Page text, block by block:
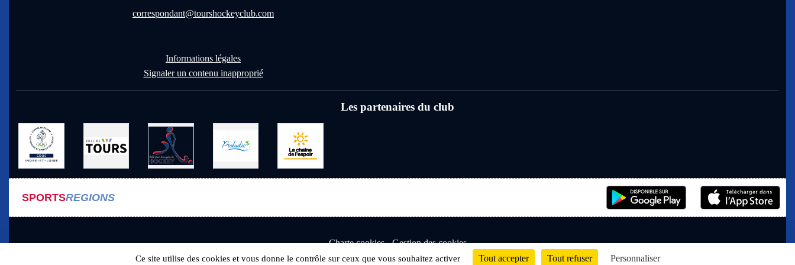
correspondant@tourshockeyclub.com
Informations légales
Signaler un contenu inapproprié
Les partenaires du club
SPORTSREGIONS
Charte cookies Gestion des cookies
Ce site utilise des cookies et vous donne le contrôle sur ceux que vous souhaitez activer Tout accepter Tout refuser Personnaliser